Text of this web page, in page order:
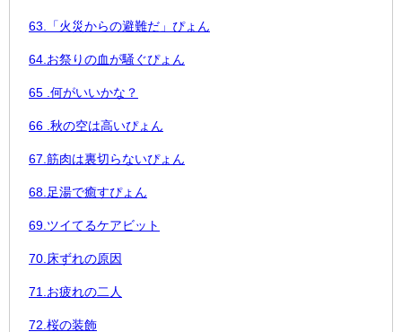
63.「火災からの避難だ」ぴょん
64.お祭りの血が騒ぐぴょん
65 .何がいいかな？
66 . 秋の空は高いぴょん
67.筋肉は裏切らないぴょん
68.足湯で癒すぴょん
69.ツイてるケアビット
70.床ずれの原因
71.お疲れの二人
72.桜の装飾